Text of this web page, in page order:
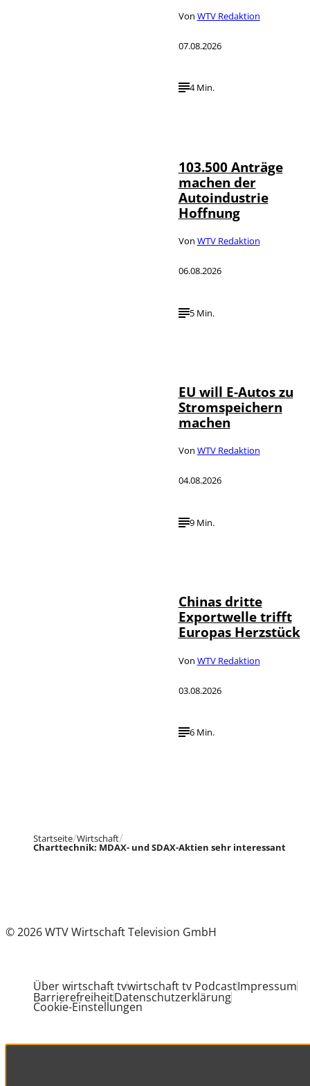
Von WTV Redaktion
07.08.2026
4 Min.
103.500 Anträge
machen der
Autoindustrie
Hoffnung
Von WTV Redaktion
06.08.2026
5 Min.
EU will E-Autos zu
Stromspeichern
machen
Von WTV Redaktion
04.08.2026
9 Min.
Chinas dritte
Exportwelle trifft
Europas Herzstück
Von WTV Redaktion
03.08.2026
6 Min.
Startseite Wirtschaft
Charttechnik: MDAX- und SDAX-Aktien sehr interessant
© 2026 WTV Wirtschaft Television GmbH
Über wirtschaft tvwirtschaft tv PodcastImpressum
BarrierefreiheitDatenschutzerklärung
Cookie-Einstellungen